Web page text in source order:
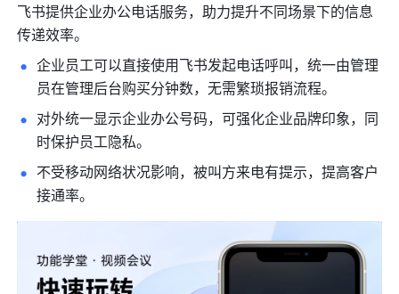
飞书提供企业办公电话服务，助力提升不同场景下的信息
传递效率。
企业员工可以直接使用飞书发起电话呼叫，统一由管理
员在管理后台购买分钟数，无需繁琐报销流程。
对外统一显示企业办公号码，可强化企业品牌印象，同
时保护员工隐私。
不受移动网络状况影响，被叫方来电有提示，提高客户
接通率。